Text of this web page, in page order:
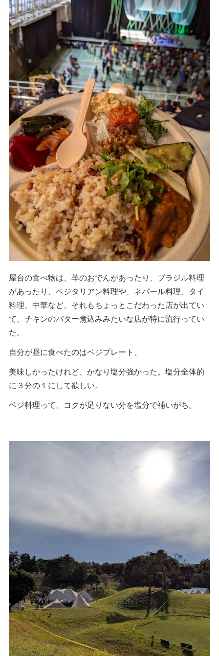
屋台の食べ物は、羊のおでんがあったり、ブラジル料理
があったり、ベジタリアン料理や、ネパール料理、タイ
料理、中華など、それもちょっとこだわった店が出てい
て、チキンのバター煮込みみたいな店が特に流行ってい
た。
自分が昼に食べたのはベジプレート。
美味しかったけれど、かなり塩分強かった。塩分全体的
に３分の１にして欲しい。
ベジ料理って、コクが足りない分を塩分で補いがち。